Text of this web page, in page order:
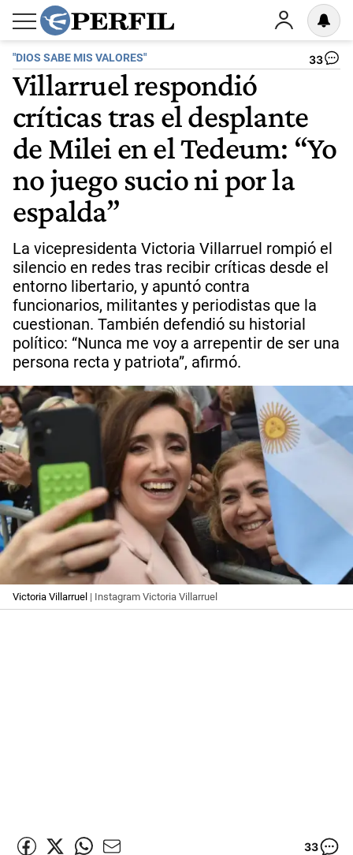
"DIOS SABE MIS VALORES" 33
Villarruel respondió
críticas tras el desplante
de Milei en el Tedeum: “Yo
no juego sucio ni por la
espalda”
La vicepresidenta Victoria Villarruel rompió el
silencio en redes tras recibir críticas desde el
entorno libertario, y apuntó contra
funcionarios, militantes y periodistas que la
cuestionan. También defendió su historial
político: “Nunca me voy a arrepentir de ser una
persona recta y patriota”, afirmó.
Victoria Villarruel | Instagram Victoria Villarruel
33